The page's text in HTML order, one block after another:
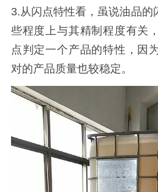
3.从闪点特性看，虽说油品的
些程度上与其精制程度有关
点判定一个产品的特性，因
对的产品质量也较稳定。